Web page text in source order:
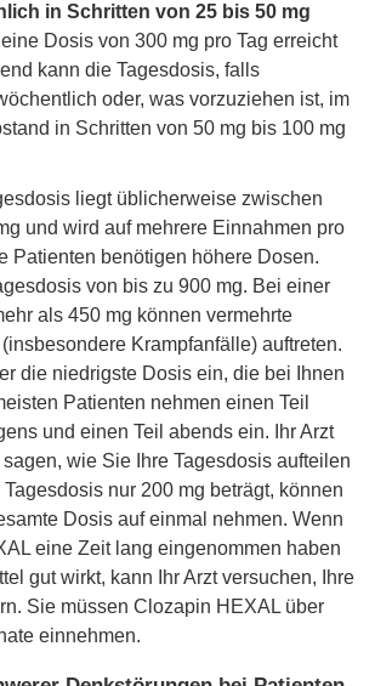
in Schritten von 25 bis 50 mg
Dosis von 300 mg pro Tag erreicht
kann die Tagesdosis, falls
oder, was vorzuziehen ist, im
in Schritten von 50 mg bis 100 mg
liegt üblicherweise zwischen
und wird auf mehrere Einnahmen pro
Patienten benötigen höhere Dosen.
von bis zu 900 mg. Bei einer
als 450 mg können vermehrte
Krampfanfälle) auftreten.
die niedrigste Dosis ein, die bei Ihnen
Patienten nehmen einen Teil
und einen Teil abends ein. Ihr Arzt
wie Sie Ihre Tagesdosis aufteilen
nur 200 mg beträgt, können
Dosis auf einmal nehmen. Wenn
eine Zeit lang eingenommen haben
gut wirkt, kann Ihr Arzt versuchen, Ihre
Sie müssen Clozapin HEXAL über
einnehmen.